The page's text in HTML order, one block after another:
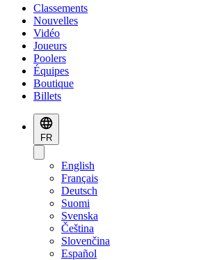
Classements
Nouvelles
Vidéo
Joueurs
Poolers
Équipes
Boutique
Billets
FR
English
Français
Deutsch
Suomi
Svenska
Čeština
Slovenčina
Español